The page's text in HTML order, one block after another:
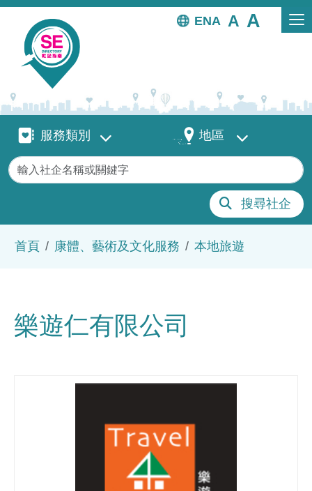
移至主內容
EN
服務類別服務類別 地區 地區
關鍵字
搜尋社企
首頁 康體、藝術及文化服務 本地旅遊
樂遊仁有限公司